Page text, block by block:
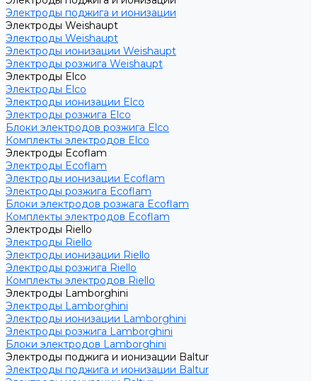
Электроды поджига и ионизации
Электроды Weishaupt
Электроды Weishaupt
Электроды ионизации Weishaupt
Электроды розжига Weishaupt
Электроды Elco
Электроды Elco
Электроды ионизации Elco
Электроды розжига Elco
Блоки электродов розжига Elco
Комплекты электродов Elco
Электроды Ecoflam
Электроды Ecoflam
Электроды ионизации Ecoflam
Электроды розжига Ecoflam
Блоки электродов розжага Ecoflam
Комплекты электродов Ecoflam
Электроды Riello
Электроды Riello
Электроды ионизации Riello
Электроды розжига Riello
Комплекты электродов Riello
Электроды Lamborghini
Электроды Lamborghini
Электроды ионизации Lamborghini
Электроды розжига Lamborghini
Блоки электродов Lamborghini
Электроды поджига и ионизации Baltur
Электроды поджига и ионизации Baltur